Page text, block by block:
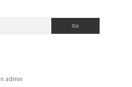
admin